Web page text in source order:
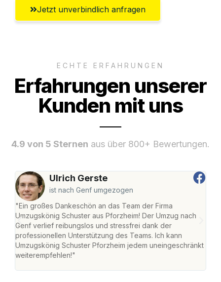
Jetzt unverbindlich anfragen
ECHTE ERFAHRUNGEN
Erfahrungen unserer
Kunden mit uns
4.9 von 5 Sternen aus über 800+ Bewertungen.
Ulrich Gerste
ist nach Genf umgezogen
"Ein großes Dankeschön an das Team der Firma
Umzugskönig Schuster aus Pforzheim! Der Umzug nach
Genf verlief reibungslos und stressfrei dank der
professionellen Unterstützung des Teams. Ich kann
Umzugskönig Schuster Pforzheim jedem uneingeschränkt
weiterempfehlen!"